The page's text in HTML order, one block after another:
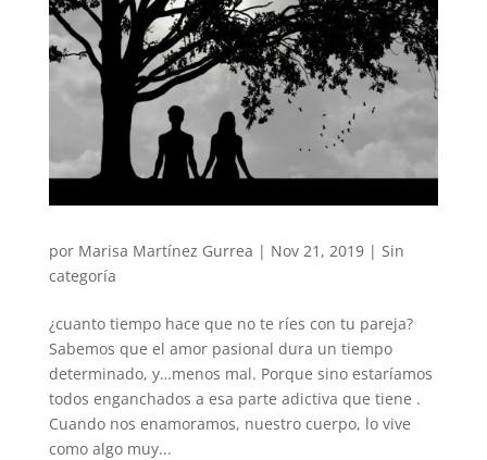
por Marisa Martínez Gurrea | Nov 21, 2019| Sin
categoría
¿cuanto tiempo hace que no te ríes con tu pareja?
Sabemos que el amor pasional dura un tiempo
determinado, y…menos mal. Porque sino estaríamos
todos enganchados a esa parte adictiva que tiene .
Cuando nos enamoramos, nuestro cuerpo, lo vive
como algo muy...